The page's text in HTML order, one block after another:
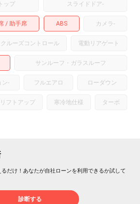
ップ スライドドア-
助手席 ABS カメラ-
クルーズコントロール 電動リアゲート
サンルーフ・ガラスルーフ
ン- フルエアロ ローダウン
リフトアップ 寒冷地仕様 ターボ
だけ！あなたが自社ローンを利用できるか試して
診断する